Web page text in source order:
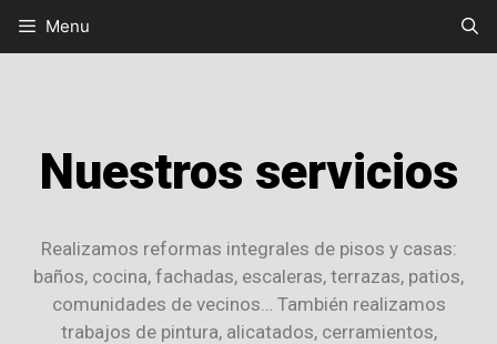
Menu
Nuestros servicios
Realizamos reformas integrales de pisos y casas:
baños, cocina, fachadas, escaleras, terrazas, patios,
comunidades de vecinos… También realizamos
trabajos de pintura, alicatados, cerramientos,